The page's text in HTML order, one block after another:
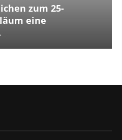
zum 25-
eine